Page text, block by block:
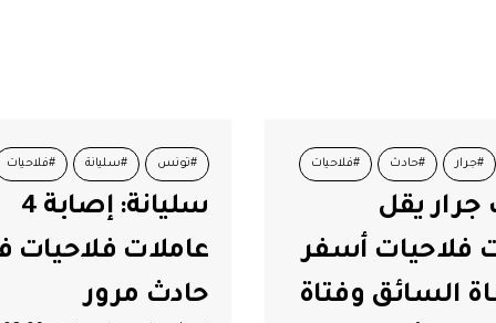
#جرار #حادث #فلاحيات
جرار يقل
فلاحيات أسفر
السائق وفتاة
#تونس #سليانة #فلاحيات
سليانة: إصابة 4
عاملات فلاحيات
حادث مرور